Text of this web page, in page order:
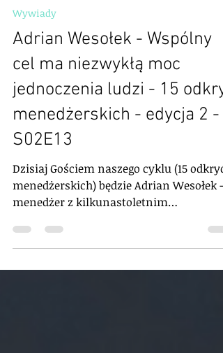
15 odkryć menedżerskich
28 mar 2024
12 minut(y) czytania
Wywiady
Adrian Wesołek - Wspólny
cel ma niezwykłą moc
jednoczenia ludzi - 15
menedżerskich - edycja 2 -
S02E13
menedżer z kilkunastoletnim